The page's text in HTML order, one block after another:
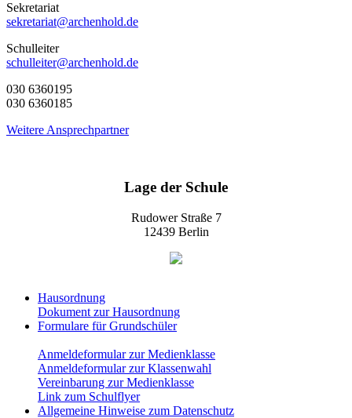
Sekretariat
sekretariat@archenhold.de
Schulleiter
schulleiter@archenhold.de
030 6360195
030 6360185
Weitere Ansprechpartner
Lage der Schule
Rudower Straße 7
12439 Berlin
Hausordnung
Dokument zur Hausordnung
Formulare für Grundschüler
Anmeldeformular zur Medienklasse
Anmeldeformular zur Klassenwahl
Vereinbarung zur Medienklasse
Link zum Schulflyer
Allgemeine Hinweise zum Datenschutz